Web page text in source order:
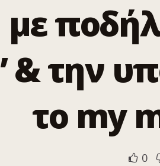
με
& την
το my
0